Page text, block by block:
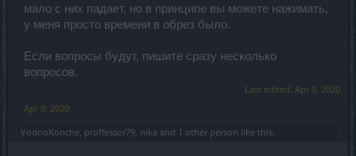
мало с них падает, но в принципе вы можете нажимать,
у меня просто времени в обрез было.
Если вопросы будут, пишите сразу несколько
вопросов.
Last edited: Apr 9, 2020
Apr 9, 2020
VodnoKonche proffessor79 nika and 1 other person like this.